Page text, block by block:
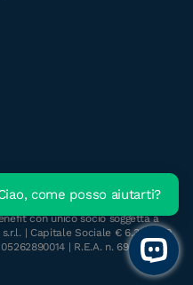
con unico socio soggetta a
| Capitale Sociale € 6.300.000
| R.E.A. n. 696117
Open
come posso aiutarti?